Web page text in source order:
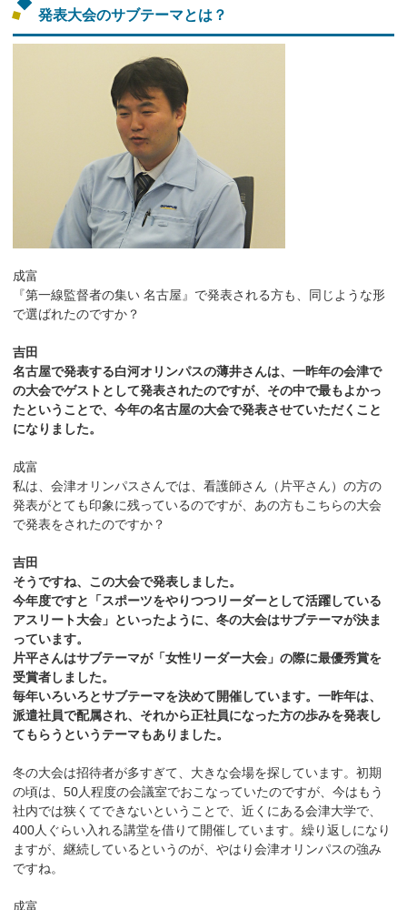
発表大会のサブテーマとは？
成富
『第一線監督者の集い 名古屋』で発表される方も、同じような形
で選ばれたのですか？
吉田
名古屋で発表する白河オリンパスの薄井さんは、一昨年の会津で
の大会でゲストとして発表されたのですが、その中で最もよかっ
たということで、今年の名古屋の大会で発表させていただくこと
になりました。
成富
私は、会津オリンパスさんでは、看護師さん（片平さん）の方の
発表がとても印象に残っているのですが、あの方もこちらの大会
で発表をされたのですか？
吉田
そうですね、この大会で発表しました。
今年度ですと「スポーツをやりつつリーダーとして活躍している
アスリート大会」といったように、冬の大会はサブテーマが決ま
っています。
片平さんはサブテーマが「女性リーダー大会」の際に最優秀賞を
受賞者しました。
毎年いろいろとサブテーマを決めて開催しています。一昨年は、
派遣社員で配属され、それから正社員になった方の歩みを発表し
てもらうというテーマもありました。
冬の大会は招待者が多すぎて、大きな会場を探しています。初期
の頃は、50人程度の会議室でおこなっていたのですが、今はもう
社内では狭くてできないということで、近くにある会津大学で、
400人ぐらい入れる講堂を借りて開催しています。繰り返しになり
ますが、継続しているというのが、やはり会津オリンパスの強み
ですね。
成富